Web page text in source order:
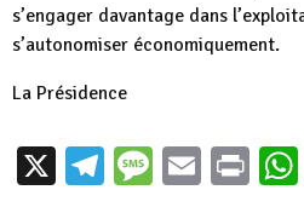
s’engager davantage dans
s’autonomiser économiquement.
La Présidence
X Telegram
Message
Email